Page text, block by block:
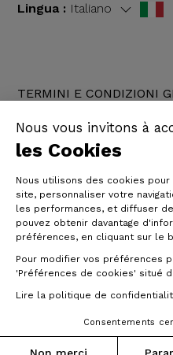
Nous vous invitons à
les Cookies
Nous utilisons des cookies
site, personnaliser votre
les performances, et diffuser
pouvez obtenir davantage
préférences, en cliquant sur le
Pour modifier vos préférences
'Préférences de cookies' situé
Lire la politique de
Consentements
Lingua : Italiano
TERMINI E CONDIZIONI
©